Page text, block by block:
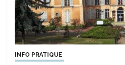
INFO PRATIQUE